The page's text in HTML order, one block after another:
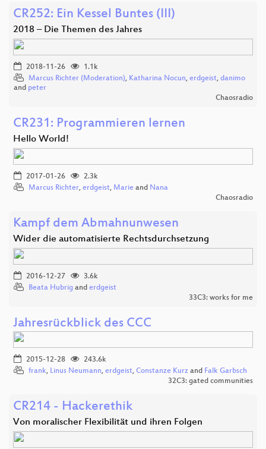
CR252: Ein Kessel Buntes (III)
2018 – Die Themen des Jahres
2018-11-26
1.1k
Marcus Richter (Moderation), Katharina Nocun, erdgeist, danimo
and peter
Chaosradio
CR231: Programmieren lernen
Hello World!
2017-01-26
2.3k
Marcus Richter, erdgeist, Marie and Nana
Chaosradio
Kampf dem Abmahnunwesen
Wider die automatisierte Rechtsdurchsetzung
2016-12-27
3.6k
Beata Hubrig and erdgeist
33C3: works for me
Jahresrückblick des CCC
2015-12-28
243.6k
frank, Linus Neumann, erdgeist, Constanze Kurz and Falk Garbsch
32C3: gated communities
CR214 - Hackerethik
Von moralischer Flexibilität und ihren Folgen